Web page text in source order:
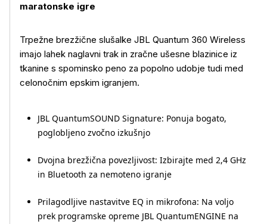
Več o izdelku
maratonske igre
Trpežne brezžične slušalke JBL Quantum 360 Wireless
imajo lahek naglavni trak in zračne ušesne blazinice iz
tkanine s spominsko peno za popolno udobje tudi med
celonočnim epskim igranjem.
JBL QuantumSOUND Signature: Ponuja bogato,
poglobljeno zvočno izkušnjo
Dvojna brezžična povezljivost: Izbirajte med 2,4 GHz
in Bluetooth za nemoteno igranje
Prilagodljive nastavitve EQ in mikrofona: Na voljo
prek programske opreme JBL QuantumENGINE na